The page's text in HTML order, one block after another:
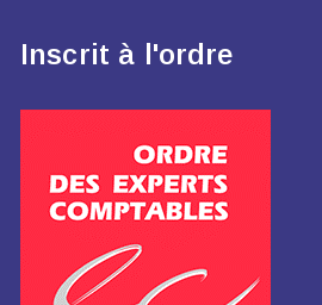
Inscrit à l'ordre